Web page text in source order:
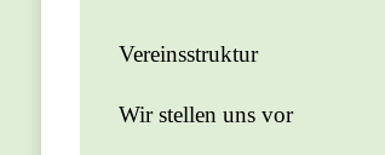
Vereinsstruktur
Wir stellen uns vor